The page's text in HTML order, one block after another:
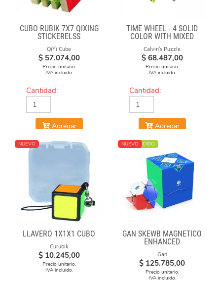
CUBO RUBIK 7X7 QIXING
STICKERELSS
QiYi Cube
$ 57.074,00
Precio unitario.
IVA incluido.
Cantidad:
Agregar
TIME WHEEL - 4 SOLID
COLOR WITH MIXED
NUMBERS STICKERS
(MOD)
Calvin's Puzzle
$ 68.487,00
Precio unitario.
IVA incluido.
Cantidad:
Agregar
NUEVO
LLAVERO 1X1X1 CUBO
Curubik
$ 10.245,00
Precio unitario.
IVA incluido.
MÁS VENDIDO
NUEVO
GAN SKEWB MAGNETICO
ENHANCED
Gan
$ 125.785,00
Precio unitario.
IVA incluido.